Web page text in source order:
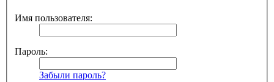
Имя пользователя:
Пароль:
Забыли пароль?